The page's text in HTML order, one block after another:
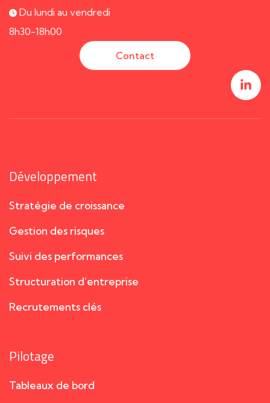
Du lundi au vendredi
8h30-18h00
Contact
Développement
Stratégie de croissance
Gestion des risques
Suivi des performances
Structuration d’entreprise
Recrutements clés
Pilotage
Tableaux de bord